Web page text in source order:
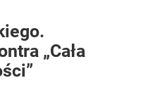
„Cała